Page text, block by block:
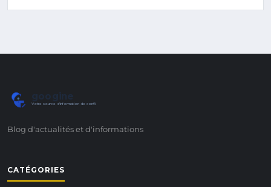
Votre source d'information de confiance
Blog d'actualités et d'informations
CATÉGORIES